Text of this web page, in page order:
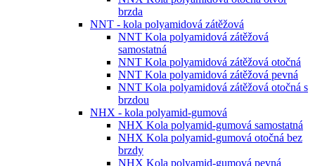
brzda
NNT - kola polyamidová zátěžová
NNT Kola polyamidová zátěžová
samostatná
NNT Kola polyamidová zátěžová otočná
NNT Kola polyamidová zátěžová pevná
NNT Kola polyamidová zátěžová otočná s
brzdou
NHX - kola polyamid-gumová
NHX Kola polyamid-gumová samostatná
NHX Kola polyamid-gumová otočná bez
brzdy
NHX Kola polyamid-gumová pevná